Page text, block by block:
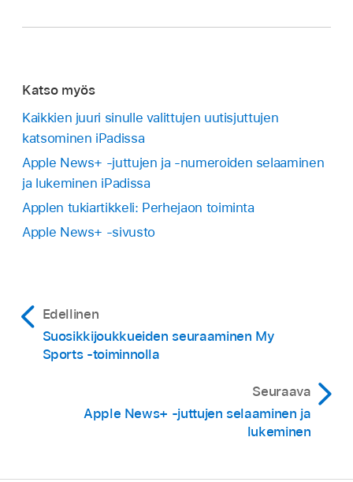
Katso myös
Kaikkien juuri sinulle valittujen uutisjuttujen
katsominen iPadissa
Apple News+ -juttujen ja -numeroiden selaaminen
ja lukeminen iPadissa
Applen tukiartikkeli: Perhejaon toiminta
Apple News+ ‑sivusto
Edellinen
Suosikkijoukkueiden seuraaminen My
Sports -toiminnolla
Seuraava
Apple News+ ‑juttujen selaaminen ja
lukeminen